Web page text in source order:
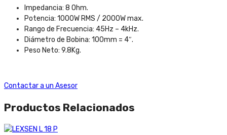
Impedancia: 8 Ohm.
Potencia: 1000W RMS / 2000W max.
Rango de Frecuencia: 45Hz – 4kHz.
Diámetro de Bobina: 100mm = 4″.
Peso Neto: 9.8Kg.
Contactar a un Asesor
Productos Relacionados